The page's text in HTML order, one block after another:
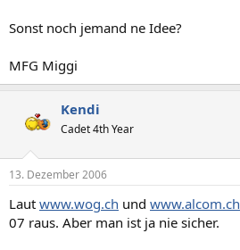
Sonst noch jemand ne Idee?
MFG Miggi
Kendi
Cadet 4th Year
13. Dezember 2006
Laut www.wog.ch und www.alcom.ch
07 raus. Aber man ist ja nie sicher.